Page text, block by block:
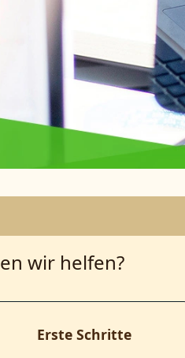
wir helfen?
Erste Schritte